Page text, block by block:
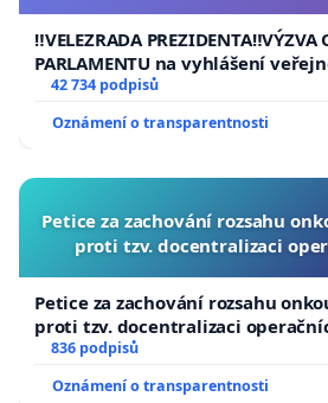
republiky
‼️VELEZRADA PREZIDENTA‼️VÝZVA
PARLAMENTU na vyhlášení
144 jednacího řádu Senátu k
usnesení k podání ústavní žaloby
republiky
42 734 podpisů
Oznámení o transparentnosti
Petice za zachování rozsahu
proti tzv. docentralizaci
Petice za zachování rozsahu
proti tzv. docentralizaci
836 podpisů
Oznámení o transparentnosti